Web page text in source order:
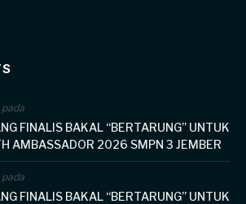
pada
FINALIS BAKAL “BERTARUNG” UNTUK
AMBASSADOR 2026 SMPN 3 JEMBER
pada
FINALIS BAKAL “BERTARUNG” UNTUK